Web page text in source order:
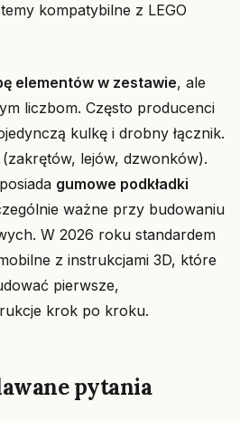
kompatybilne z LEGO
elementów w zestawie, ale
liczbom. Często producenci
kulkę i drobny łącznik.
(zakrętów, lejów, dzwonków).
gumowe podkładki
ważne przy budowaniu
W 2026 roku standardem
z instrukcjami 3D, które
pierwsze,
krok po kroku.
pytania